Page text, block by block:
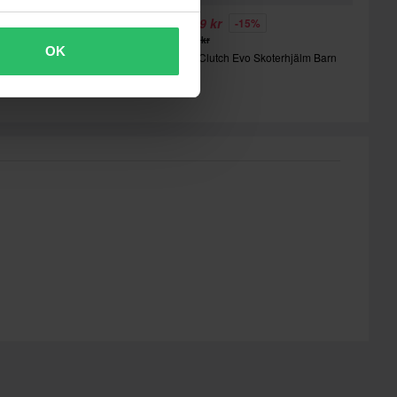
OK
979 kr
509 Tactical 2.0 Skoterhjälm
1 269 kr -15%
1 495 kr
FXR Clutch Evo Skoterhjälm Barn
26